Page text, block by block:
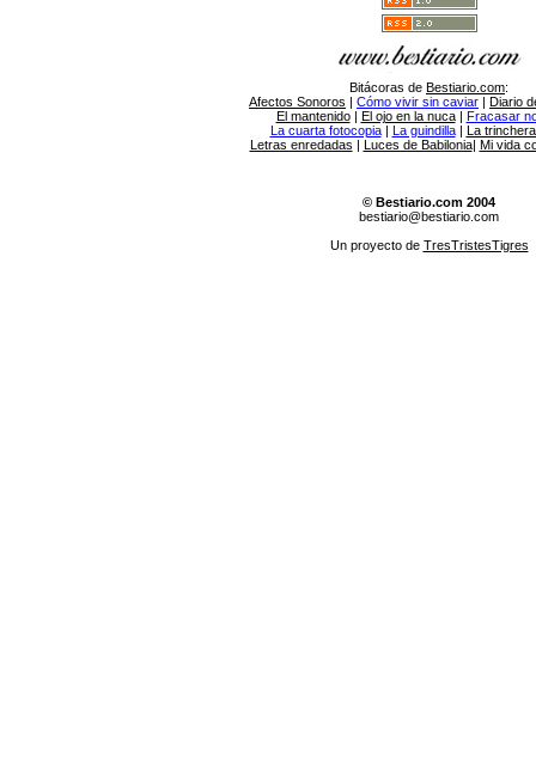
Bitácoras de Bestiario.com:
Afectos Sonoros | Cómo vivir sin caviar | Diario
El mantenido| El ojo en la nuca| Fracasar
La cuarta fotocopia| La guindilla| La
Letras enredadas | Luces de Babilonia| Mi vida
© Bestiario.com 2004
bestiario@bestiario.com
Un proyecto de TresTristesTigres